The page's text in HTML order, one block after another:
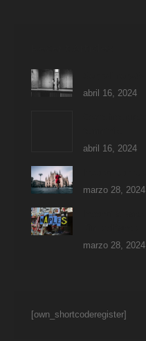
abril 16, 2024
abril 16, 2024
marzo 28, 2024
marzo 28, 2024
[own_shortcoderegister]